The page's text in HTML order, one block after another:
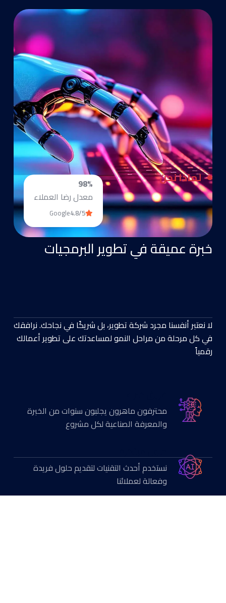
98%
معدل رضا العملاء
4.8/5
Google
لماذا نحن
خبرة عميقة في تطوير البرمجيات
لا نعتبر أنفسنا مجرد شركة تطوير، بل شريكًا في نجاحك. نرافقك
في كل مرحلة من مراحل النمو لمساعدتك على تطوير أعمالك
رقمياً
محترفون ماهرون يجلبون سنوات من الخبرة
والمعرفة الصناعية لكل مشروع
نستخدم أحدث التقنيات لتقديم حلول فريدة
وفعالة لعملائنا